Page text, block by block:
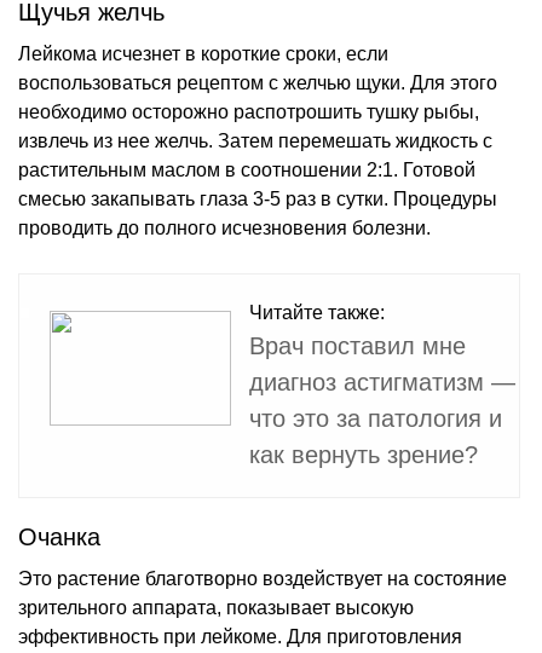
Щучья желчь
Лейкома исчезнет в короткие сроки, если
воспользоваться рецептом с желчью щуки. Для этого
необходимо осторожно распотрошить тушку рыбы,
извлечь из нее желчь. Затем перемешать жидкость с
растительным маслом в соотношении 2:1. Готовой
смесью закапывать глаза 3-5 раз в сутки. Процедуры
проводить до полного исчезновения болезни.
Читайте также:
Врач поставил мне
диагноз астигматизм —
что это за патология и
как вернуть зрение?
Очанка
Это растение благотворно воздействует на состояние
зрительного аппарата, показывает высокую
эффективность при лейкоме. Для приготовления